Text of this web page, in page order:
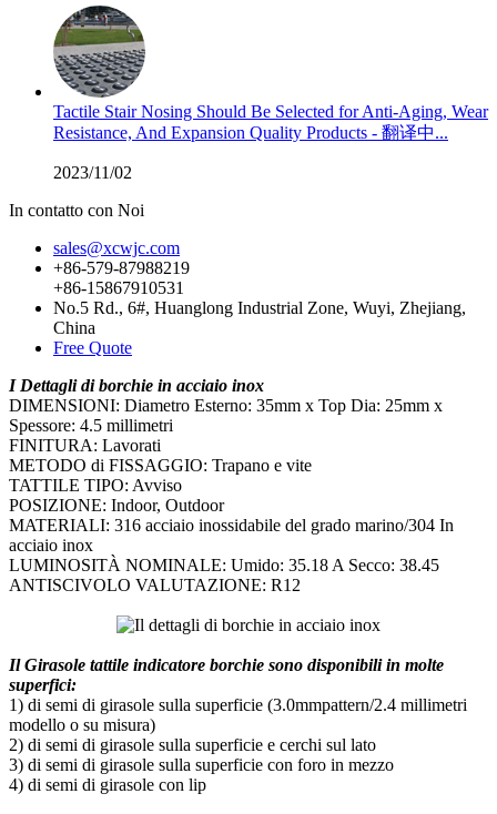
Tactile Stair Nosing Should Be Selected for Anti-Aging, Wear
Resistance, And Expansion Quality Products - 翻译中...
2023/11/02
In contatto con Noi
sales@xcwjc.com
+86-579-87988219
+86-15867910531
No.5 Rd., 6#, Huanglong Industrial Zone, Wuyi, Zhejiang,
China
Free Quote
I Dettagli di borchie in acciaio inox
DIMENSIONI: Diametro Esterno: 35mm x Top Dia: 25mm x
Spessore: 4.5 millimetri
FINITURA: Lavorati
METODO di FISSAGGIO: Trapano e vite
TATTILE TIPO: Avviso
POSIZIONE: Indoor, Outdoor
MATERIALI: 316 acciaio inossidabile del grado marino/304 In
acciaio inox
LUMINOSITÀ NOMINALE: Umido: 35.18 A Secco: 38.45
ANTISCIVOLO VALUTAZIONE: R12
Il Girasole tattile indicatore borchie sono disponibili in molte
superfici:
1) di semi di girasole sulla superficie (3.0mmpattern/2.4 millimetri
modello o su misura)
2) di semi di girasole sulla superficie e cerchi sul lato
3) di semi di girasole sulla superficie con foro in mezzo
4) di semi di girasole con lip